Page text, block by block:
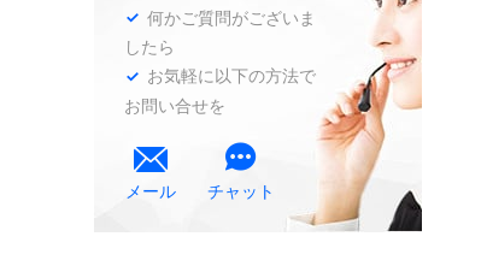
何かご質問がございま
したら
お気軽に以下の方法で
お問い合せを

メール

チャット